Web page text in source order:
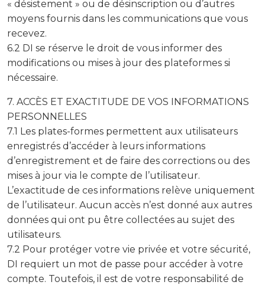
« désistement » ou de désinscription ou d’autres
moyens fournis dans les communications que vous
recevez.
6.2 DI se réserve le droit de vous informer des
modifications ou mises à jour des plateformes si
nécessaire.
7. ACCÈS ET EXACTITUDE DE VOS INFORMATIONS
PERSONNELLES
7.1 Les plates-formes permettent aux utilisateurs
enregistrés d’accéder à leurs informations
d’enregistrement et de faire des corrections ou des
mises à jour via le compte de l’utilisateur.
L’exactitude de ces informations relève uniquement
de l’utilisateur. Aucun accès n’est donné aux autres
données qui ont pu être collectées au sujet des
utilisateurs.
7.2 Pour protéger votre vie privée et votre sécurité,
DI requiert un mot de passe pour accéder à votre
compte. Toutefois, il est de votre responsabilité de